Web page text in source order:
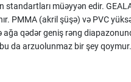
standartları müəyyən edir.
PMMA (akril şüşə) və PVC
ağa qədər geniş rəng
da arzuolunmaz bir şey qoymur.